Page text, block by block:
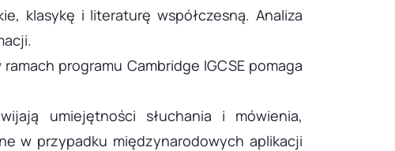
klasykę i literaturę współczesną. Analiza
programu Cambridge IGCSE pomaga
umiejętności słuchania i mówienia,
w przypadku międzynarodowych aplikacji